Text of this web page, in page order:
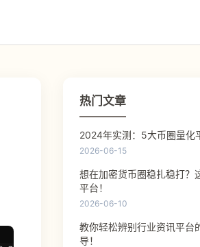
热门文章
2024年实测：5大币圈量化
2026-06-15
想在加密货币圈稳扎稳打？
平台！
2026-06-10
教你轻松辨别行业资讯平台
导！